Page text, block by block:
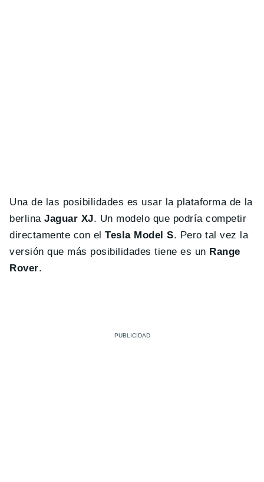
Una de las posibilidades es usar la plataforma de la
berlinaJaguar XJ. Un modelo que podría competir
directamente con elTesla Model S. Pero tal vez la
versión que más posibilidades tiene es un Range
Rover.